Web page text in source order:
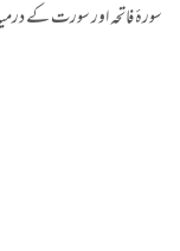
سورۂفاتحہ اور سورت کے